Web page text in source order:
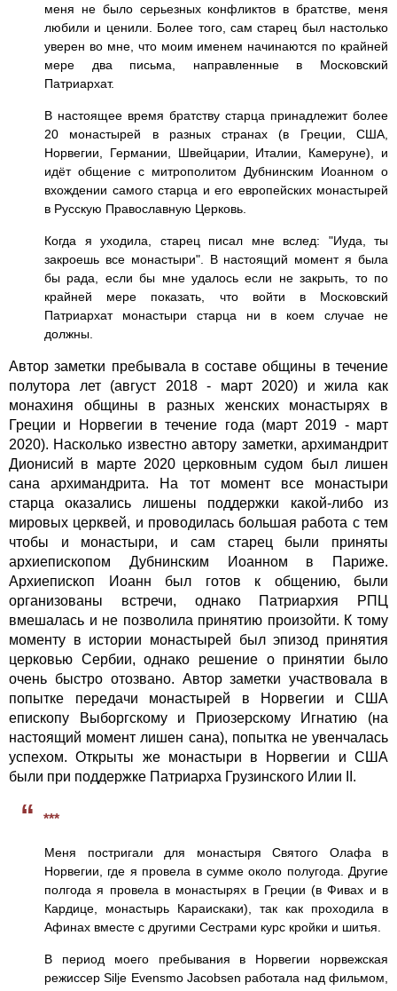
меня не было серьезных конфликтов в братстве, меня
любили и ценили. Более того, сам старец был настолько
уверен во мне, что моим именем начинаются по крайней
мере два письма, направленные в Московский
Патриархат.
В настоящее время братству старца принадлежит более
20 монастырей в разных странах (в Греции, США,
Норвегии, Германии, Швейцарии, Италии, Камеруне), и
идёт общение с митрополитом Дубнинским Иоанном о
вхождении самого старца и его европейских монастырей
в Русскую Православную Церковь.
Когда я уходила, старец писал мне вслед: "Иуда, ты
закроешь все монастыри". В настоящий момент я была
бы рада, если бы мне удалось если не закрыть, то по
крайней мере показать, что войти в Московский
Патриархат монастыри старца ни в коем случае не
должны.
Автор заметки пребывала в составе общины в течение
полутора лет (август 2018 - март 2020) и жила как
монахиня общины в разных женских монастырях в
Греции и Норвегии в течение года (март 2019 - март
2020). Насколько известно автору заметки, архимандрит
Дионисий в марте 2020 церковным судом был лишен
сана архимандрита. На тот момент все монастыри
старца оказались лишены поддержки какой-либо из
мировых церквей, и проводилась большая работа с тем
чтобы и монастыри, и сам старец были приняты
архиепископом Дубнинским Иоанном в Париже.
Архиепископ Иоанн был готов к общению, были
организованы встречи, однако Патриархия РПЦ
вмешалась и не позволила принятию произойти. К тому
моменту в истории монастырей был эпизод принятия
церковью Сербии, однако решение о принятии было
очень быстро отозвано. Автор заметки участвовала в
попытке передачи монастырей в Норвегии и США
епископу Выборгскому и Приозерскому Игнатию (на
настоящий момент лишен сана), попытка не увенчалась
успехом. Открыты же монастыри в Норвегии и США
были при поддержке Патриарха Грузинского Илии II.
“ ***
Меня постригали для монастыря Святого Олафа в
Норвегии, где я провела в сумме около полугода. Другие
полгода я провела в монастырях в Греции (в Фивах и в
Кардице, монастырь Караискаки), так как проходила в
Афинах вместе с другими Сестрами курс кройки и шитья.
В период моего пребывания в Норвегии норвежская
режиссер Silje Evensmo Jacobsen работала над фильмом,